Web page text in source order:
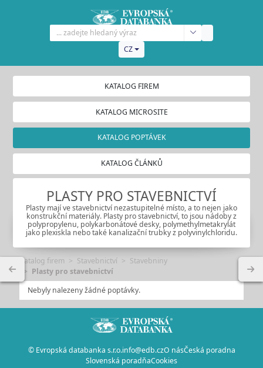
CZ
KATALOG FIREM
KATALOG MICROSITE
KATALOG POPTÁVEK
KATALOG ČLÁNKŮ
PLASTY PRO STAVEBNICTVÍ
Plasty mají ve stavebnictví nezastupitelné místo, a to nejen jako
konstrukční materiály. Plasty pro stavebnictví, to jsou nádoby z
polypropylenu, polykarbonátové desky, polymethylmetakrylát
jako plexiskla nebo také kanalizační trubky z polyvinylchloridu.
Katalog firem Stavebnictví
Stavebniny
Plasty pro stavebnictví
Nebyly nalezeny žádné poptávky.
© Evropská databanka s.r.o.info@edb.czO násČeská poradna
Slovenská poradňaCookies